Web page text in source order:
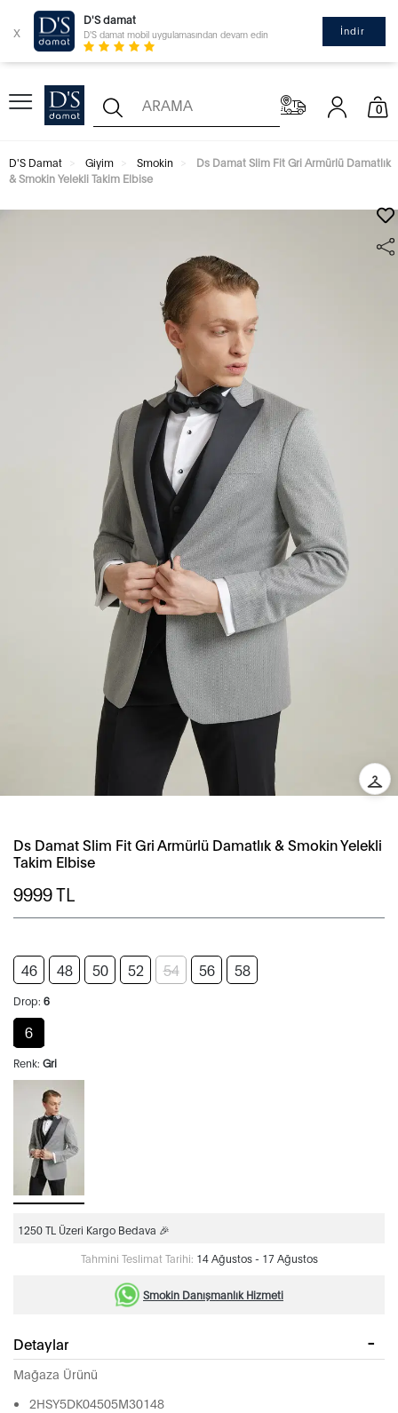
x
D'S damat
D'S damat mobil uygulamasından devam edin İndir
0
D'S Damat Giyim Smokin
Ds Damat Slim Fit Gri Armürlü Damatlık
& Smokin Yelekli Takim Elbise
Ds Damat Slim Fit Gri Armürlü Damatlık & Smokin Yelekli
Takim Elbise
9999TL
46 48 50 52 54 56 58
Drop: 6
6
Renk: Gri
1250 TL Üzeri Kargo Bedava 🎉
Tahmini Teslimat Tarihi: 14 Ağustos - 17 Ağustos
Smokin Danışmanlık Hizmeti
Detaylar
Mağaza Ürünü
2HSY5DK04505M30148